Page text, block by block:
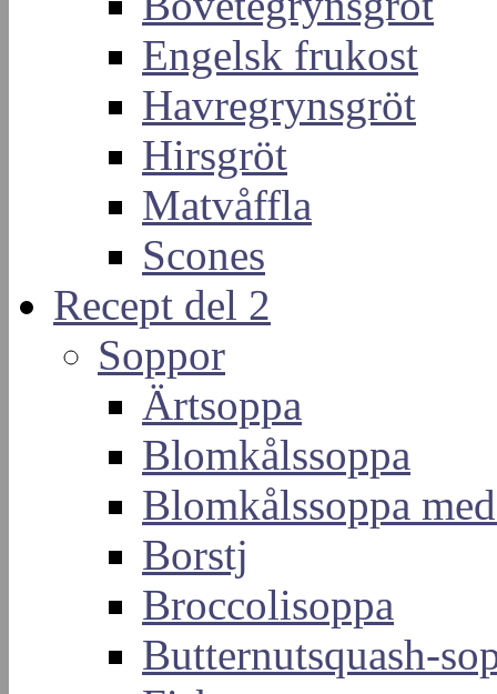
Engelsk frukost
Havregrynsgröt
Hirsgröt
Matvåffla
Scones
Recept del 2
Soppor
Ärtsoppa
Blomkålssoppa
Blomkålssoppa
Borstj
Broccolisoppa
Butternutsquash-